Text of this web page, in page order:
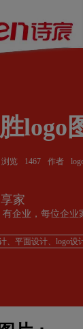
logo
浏览 1467 作者
家
有企业，每位企
、平面设计、logo设